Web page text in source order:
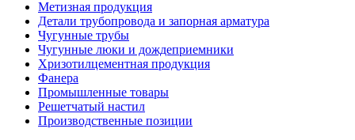
Метизная продукция
Детали трубопровода и запорная арматура
Чугунные трубы
Чугунные люки и дождеприемники
Хризотилцементная продукция
Фанера
Промышленные товары
Решетчатый настил
Производственные позиции